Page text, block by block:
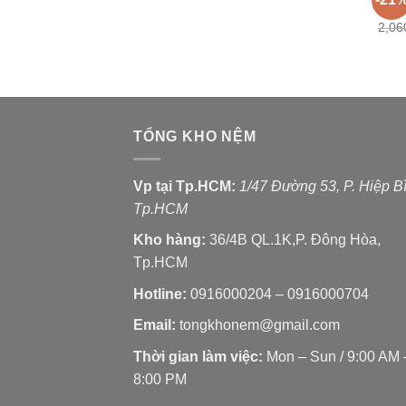
TỔNG KHO NỆM
Vp tại Tp.HCM: 1/47 Đường 53, P. Hiệp
Tp.HCM
Kho hàng: 36/4B QL.1K,P. Đông Hòa,
Tp.HCM
Hotline: 0916000204 – 0916000704
Email: tongkhonem@gmail.com
Thời gian làm việc: Mon – Sun / 9:00 AM
8:00 PM